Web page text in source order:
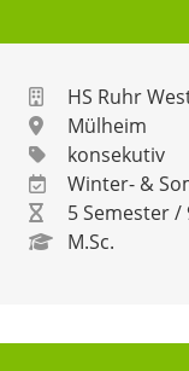
HS Ruhr
Mülheim
konsekutiv
Winter- &
5 Semester /
M.Sc.